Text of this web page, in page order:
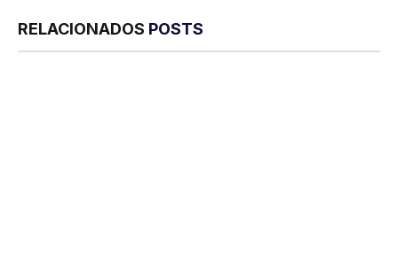
RELACIONADOS POSTS